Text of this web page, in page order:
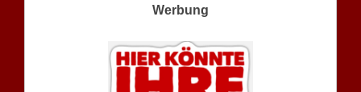
Werbung